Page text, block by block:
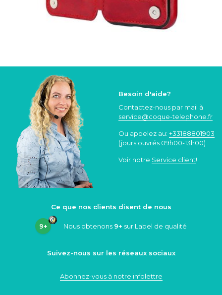
Besoin d'aide?
Contactez-nous par mail à
service@coque-telephone.fr
Ou appelez au: +33188801903
(jours ouvrés 09h00-13h00)
Voir notre Service client!
Ce que nos clients disent de nous
9+ Nous obtenons 9+ sur Label de qualité
Suivez-nous sur les réseaux sociaux
Abonnez-vous à notre infolettre